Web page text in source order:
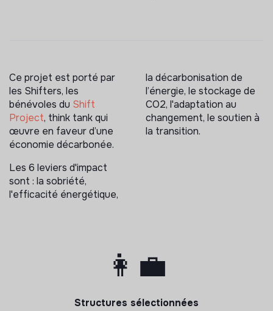
Ce projet est porté par
les Shifters, les
bénévoles du Shift
Project, think tank qui
œuvre en faveur d’une
économie décarbonée.
Les 6 leviers d'impact
sont : la sobriété,
l'efficacité énergétique,
la décarbonisation de
l’énergie, le stockage de
CO2, l'adaptation au
changement, le soutien à
la transition.
👩‍💼
Structures sélectionnées